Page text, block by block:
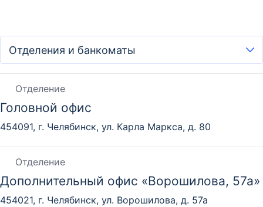
Отделение
Головной офис
454091, г. Челябинск, ул. Карла Маркса, д. 80
Отделение
Дополнительный офис «Ворошилова, 57а»
454021, г. Челябинск, ул. Ворошилова, д. 57а